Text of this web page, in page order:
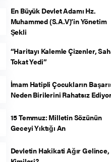
En Büyük Devlet Adamı Hz.
Muhammed (S.A.V)’in Yönetim
Şekli
“Haritayı Kalemle Çizenler,
Tokat Yedi”
İmam Hatipli Çocukların
Neden Birilerini Rahatsız
15 Temmuz: Milletin Sözünün
Geceyi Yıktığı An
Devletin Hakikati Ağır Gelince,